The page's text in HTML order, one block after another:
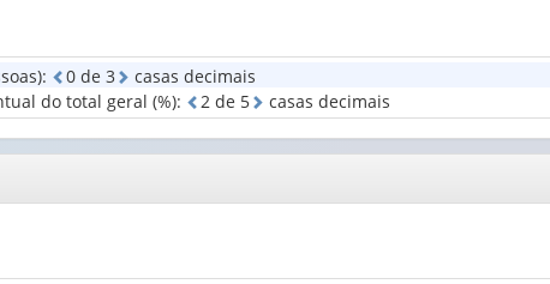
frequent...
(1)
que
frequentavam
(1)
Sexo
(1)
Grupo
de
idade
(1)
: 0 de 3
casas decimais
do total geral (%): 2 de 5 casas decimais